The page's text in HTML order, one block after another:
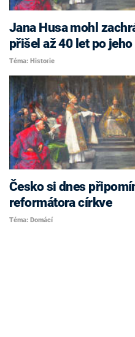
Jana Husa mohl
přišel až 40 let po
Téma: Historie
Česko si dnes
reformátora církve
Téma: Domácí